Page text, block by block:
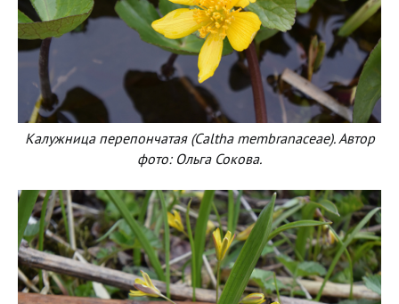
Калужница перепончатая (Caltha membranaceae). Автор
фото: Ольга Сокова.